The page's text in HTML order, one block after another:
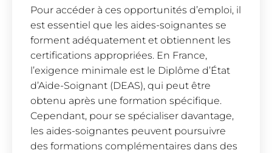
Pour accéder à ces opportunités d’emploi, il
est essentiel que les aides-soignantes se
forment adéquatement et obtiennent les
certifications appropriées. En France,
l’exigence minimale est le Diplôme d’État
d’Aide-Soignant (DEAS), qui peut être
obtenu après une formation spécifique.
Cependant, pour se spécialiser davantage,
les aides-soignantes peuvent poursuivre
des formations complémentaires dans des